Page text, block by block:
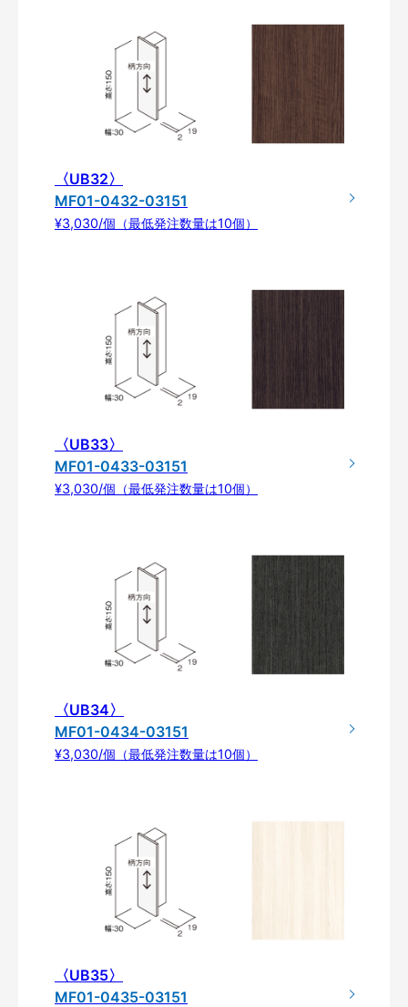
〈UB32〉
MF01-0432-03151
¥3,030/個（最低発注数量は10個）
〈UB33〉
MF01-0433-03151
¥3,030/個（最低発注数量は10個）
〈UB34〉
MF01-0434-03151
¥3,030/個（最低発注数量は10個）
〈UB35〉
MF01-0435-03151